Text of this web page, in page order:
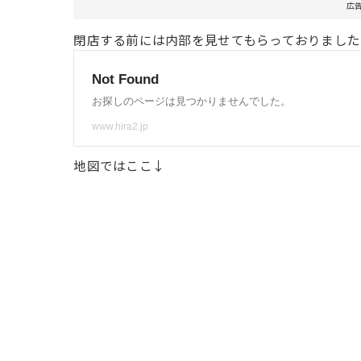
広
閉店する前には内部を見せてもらっておりまし
地図ではここ↓